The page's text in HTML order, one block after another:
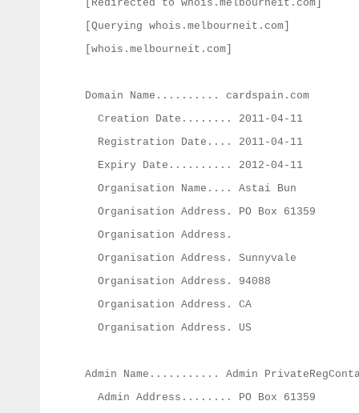
[Redirected to whois.melbourneit.com]
[Querying whois.melbourneit.com]
[whois.melbourneit.com]
Domain Name.......... cardspain.com
Creation Date........ 2011-04-11
Registration Date.... 2011-04-11
Expiry Date.......... 2012-04-11
Organisation Name.... Astai Bun
Organisation Address. PO Box 61359
Organisation Address.
Organisation Address. Sunnyvale
Organisation Address. 94088
Organisation Address. CA
Organisation Address. US
Admin Name........... Admin
Admin Address........ PO Box 61359